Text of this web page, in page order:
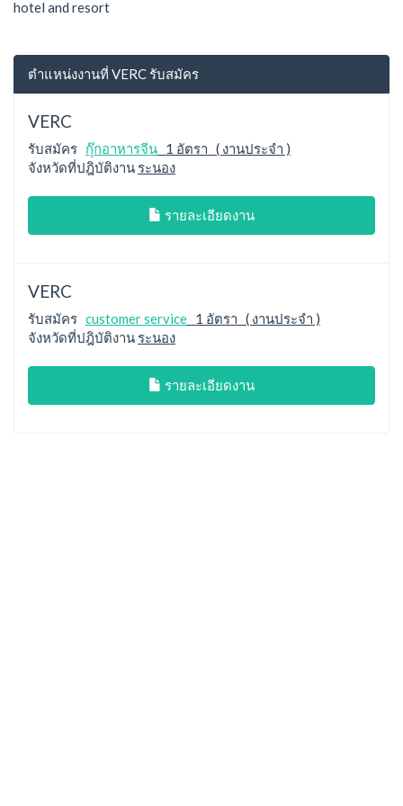
hotel and resort
ตำแหน่งงานที่ VERC รับสมัคร
VERC
รับสมัคร กุ๊กอาหารจีน 1 อัตรา ( งานประจำ )
จังหวัดที่ปฎิบัติงาน ระนอง
รายละเอียดงาน
VERC
รับสมัคร customer service 1 อัตรา ( งานประจำ )
จังหวัดที่ปฎิบัติงาน ระนอง
รายละเอียดงาน